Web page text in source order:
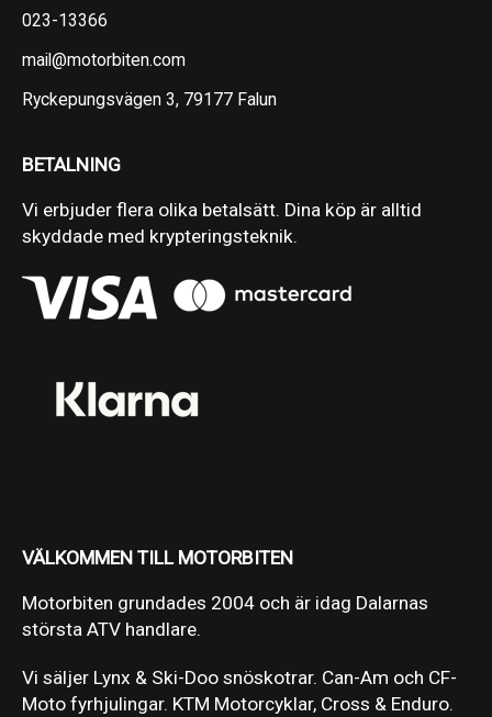
023-13366
mail@motorbiten.com
Ryckepungsvägen 3, 79177 Falun
BETALNING
Vi erbjuder flera olika betalsätt. Dina köp är alltid
skyddade med krypteringsteknik.
VÄLKOMMEN TILL MOTORBITEN
Motorbiten grundades 2004 och är idag Dalarnas
största ATV handlare.
Vi säljer Lynx & Ski-Doo snöskotrar. Can-Am och CF-
Moto fyrhjulingar. KTM Motorcyklar, Cross & Enduro.